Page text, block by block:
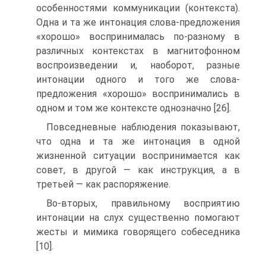
особенностями коммуникации (контекста).
Одна и та же интонация слова-предложения
«хорошо» воспринималась по-разному в
различных контекстах в магнитофонном
воспроизведении и, наоборот, разные
интонации одного и того же слова-
предложения «хорошо» воспринимались в
одном и том же контексте однозначно [26].
Повседневные наблюдения показывают,
что одна и та же интонация в одной
жизненной ситуации воспринимается как
совет, в другой — как инструкция, а в
третьей — как распоряжение.
Во-вторых, правильному восприятию
интонации на слух существенно помогают
жесты и мимика говорящего собеседника
[10].